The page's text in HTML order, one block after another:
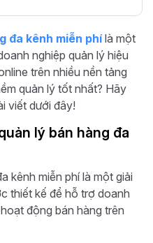
đa kênh miễn phílà một
nghiệp quản lý hiệu
trên nhiều nền tảng
quản lý tốt nhất? Hãy
viết dưới đây!
lý bán hàng đa
kênh miễn phí là một giải
thiết kế để hỗ trợ doanh
động bán hàng trên